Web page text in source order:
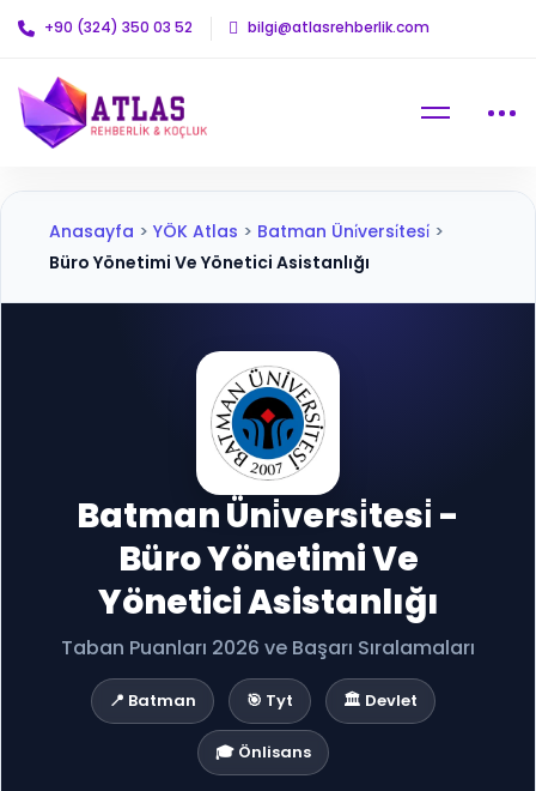
+90 (324) 350 03 52 bilgi@atlasrehberlik.com
Anasayfa > YÖK Atlas > Batman Üni̇versi̇tesi̇ >
Büro Yönetimi Ve Yönetici Asistanlığı
Batman Üni̇versi̇tesi̇ -
Büro Yönetimi Ve
Yönetici Asistanlığı
Taban Puanları 2026 ve Başarı Sıralamaları
📍 Batman 🎯 Tyt 🏛️ Devlet
🎓 Önlisans